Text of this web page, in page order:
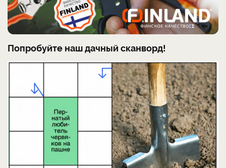
Попробуйте наш дачный сканворд!